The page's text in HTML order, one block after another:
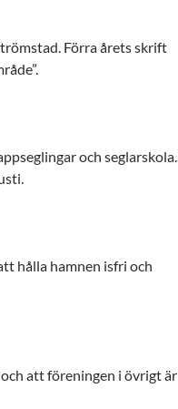
Förra årets skrift
och seglarskola.
hålla hamnen isfri och
att föreningen i övrigt är